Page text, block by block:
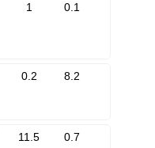
1 0.1
0.2 8.2
11.5 0.7